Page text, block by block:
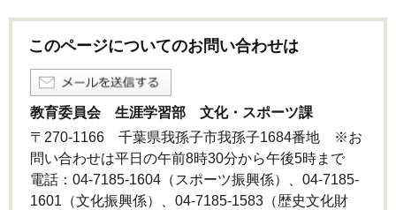
このページについてのお問い合わせは
教育委員会 生涯学習部 文化・スポーツ課
〒270-1166 千葉県我孫子市我孫子1684番地 ※お
問い合わせは平日の午前8時30分から午後5時まで
電話：04-7185-1604（スポーツ振興係）、04-7185-
1601（文化振興係）、04-7185-1583（歴史文化財